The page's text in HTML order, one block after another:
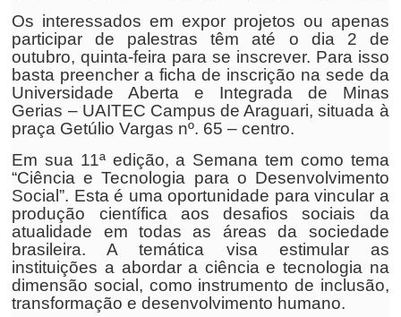
Os interessados em expor projetos ou apenas
participar de palestras têm até o dia 2 de
outubro, quinta-feira para se inscrever. Para isso
basta preencher a ficha de inscrição na sede da
Universidade Aberta e Integrada de Minas
Gerias – UAITEC Campus de Araguari, situada à
praça Getúlio Vargas nº. 65 – centro.
Em sua 11ª edição, a Semana tem como tema
“Ciência e Tecnologia para o Desenvolvimento
Social”. Esta é uma oportunidade para vincular a
produção científica aos desafios sociais da
atualidade em todas as áreas da sociedade
brasileira. A temática visa estimular as
instituições a abordar a ciência e tecnologia na
dimensão social, como instrumento de inclusão,
transformação e desenvolvimento humano.